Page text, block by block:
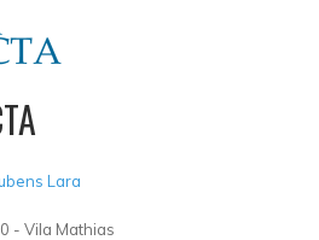
Lara
- Vila Mathias